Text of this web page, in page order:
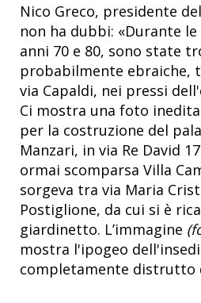
Nico Greco, presidente
non ha dubbi: «Durante
anni 70 e 80, sono state
probabilmente ebraiche,
via Capaldi, nei pressi
Ci mostra una foto inedita
per la costruzione del
Manzari, in via Re David
ormai scomparsa Villa
sorgeva tra via Maria
Postiglione, da cui si è
giardinetto. L’immagine
mostra l'ipogeo
completamente distrutto